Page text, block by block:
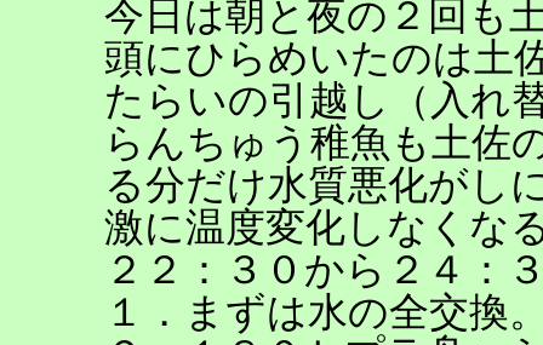
今日は朝と夜の２回も
頭にひらめいたのは土
たらいの引越し（入れ
らんちゅう稚魚も土佐
る分だけ水質悪化がし
激に温度変化しなくな
２２：３０から２４：
１．まずは水の全交換